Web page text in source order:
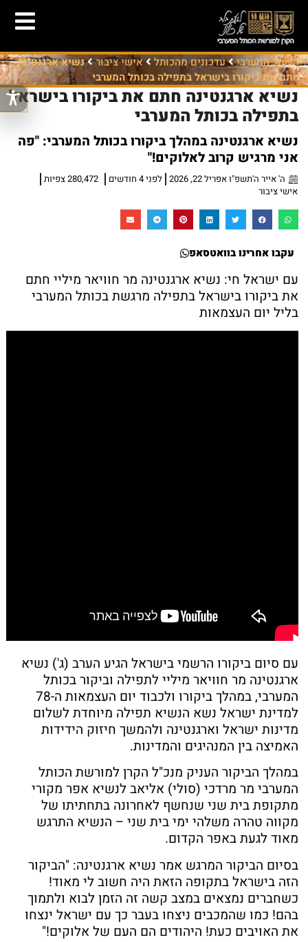
הכותל המערבי עדכונים מהכותל אישי ציבור
נשיא ארגנטינה
חתם את ביקורו בישראל בתפילה בכותל המערבי
נשיא ארגנטינה חתם את ביקורו בישראל
בתפילה בכותל המערבי
נשיא ארגנטינה במהלך ביקורו בכותל המערבי: "פה
אני מרגיש קרוב לאלוקים!"
ה' אייר ה'תשפ"ו אפריל 22, 2026 לפני 4 חודשים
280,472 צפיות
אישי ציבור
עקבו אחרינו בוואטסאפ
עם ישראל חי: נשיא ארגנטינה מר חוויאר מיליי חתם
את ביקורו בישראל בתפילה מרגשת בכותל המערבי
בליל יום העצמאות
עם סיום ביקורו הרשמי בישראל הגיע הערב (ג') נשיא
ארגנטינה מר חוויאר מיליי לתפילה וביקור בכותל
המערבי, במהלך ביקורו ולכבוד יום העצמאות ה-78
למדינת ישראל נשא הנשיא תפילה מיוחדת לשלום
מדינות ישראל וארגנטינה ולהמשך חיזוק הידידות
האמיצה בין המנהיגים והמדינות.
במהלך הביקור העניק מנכ"ל הקרן למורשת הכותל
המערבי מר מרדכי (סולי) אליאב לנשיא אפר מקורי
מתקופת בית שני שנחשף לאחרונה בתחתיתו של
מקווה טהרה משלהי ימי בית שני – הנשיא התרגש
מאוד לגעת באפר הקדום.
בסיום הביקור המרגש אמר נשיא ארגנטינה: "הביקור
הזה בישראל בתקופה הזאת היה חשוב לי מאוד!
כשחברים נמצאים במצב קשה זה הזמן לבוא ולתמוך
בהם! כמו שהמכבים ניצחו בעבר כך עם ישראל ינצחו
את האויבים כעת! היהודים הם העם של אלוקים!"